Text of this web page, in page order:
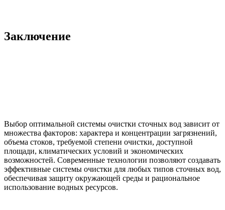
Заключение
Выбор оптимальной системы очистки сточных вод зависит от
множества факторов: характера и концентрации загрязнений,
объема стоков, требуемой степени очистки, доступной
площади, климатических условий и экономических
возможностей. Современные технологии позволяют создавать
эффективные системы очистки для любых типов сточных вод,
обеспечивая защиту окружающей среды и рациональное
использование водных ресурсов.